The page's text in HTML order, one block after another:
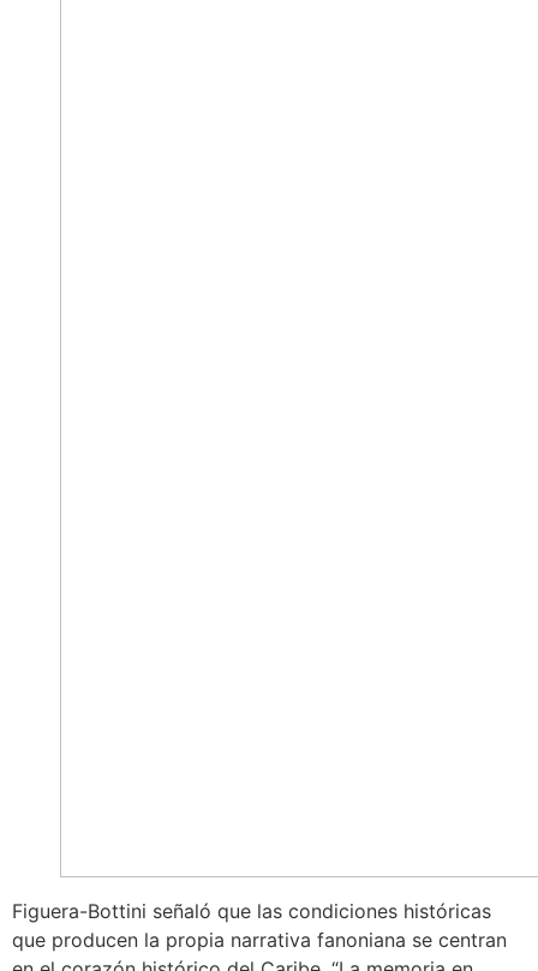
Figuera-Bottini señaló que las condiciones históricas
que producen la propia narrativa fanoniana se centran